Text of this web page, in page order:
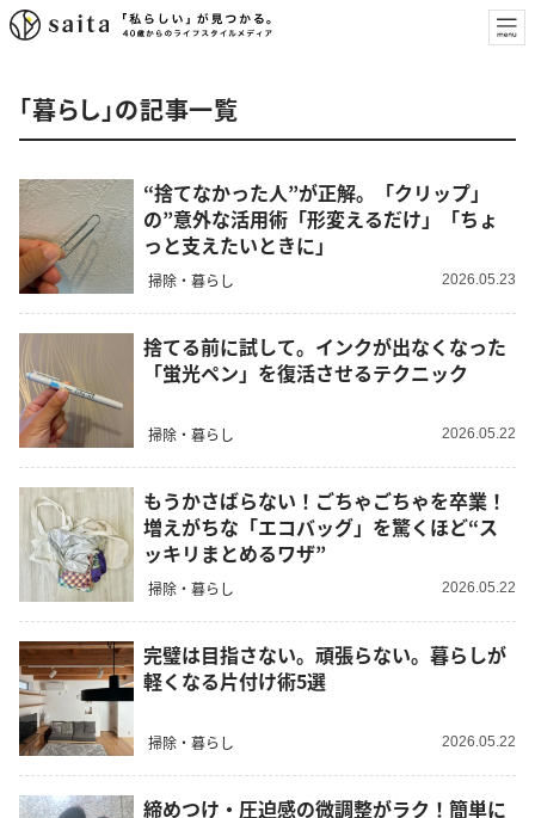
「暮らし」の記事一覧
“捨てなかった人”が正解。「クリップ」
の”意外な活用術「形変えるだけ」「ちょ
っと支えたいときに」
掃除・暮らし 2026.05.23
捨てる前に試して。インクが出なくなった
「蛍光ペン」を復活させるテクニック
掃除・暮らし 2026.05.22
もうかさばらない！ごちゃごちゃを卒業！
増えがちな「エコバッグ」を驚くほど“ス
ッキリまとめるワザ”
掃除・暮らし 2026.05.22
完璧は目指さない。頑張らない。暮らしが
軽くなる片付け術5選
掃除・暮らし 2026.05.22
締めつけ・圧迫感の微調整がラク！簡単に